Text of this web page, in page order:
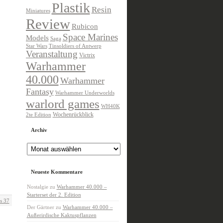
37
Miniatures Plastik Resin
Review Rubicon
Models Saga Space Marines
Star Wars Tinsoldiers of Antwerp
Veranstaltung Victrix
Warhammer
40.000 Warhammer
Fantasy Warhammer Underworlds
warlord games WH40K
2te Edition Wochenrückblick
Archiv
Neueste Kommentare
Nostalgiezu Warhammer 40.000 –
Starterset der 2. Edition
Der Gärtnerzu Warhammer 40.000 –
Außerirdische Kaktuspflanzen